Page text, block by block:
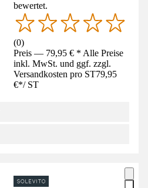
bewertet.
(0)
Preis — 79,95 € * Alle Preise
inkl. MwSt. und ggf. zzgl.
Versandkosten pro ST79,95
€*/ ST